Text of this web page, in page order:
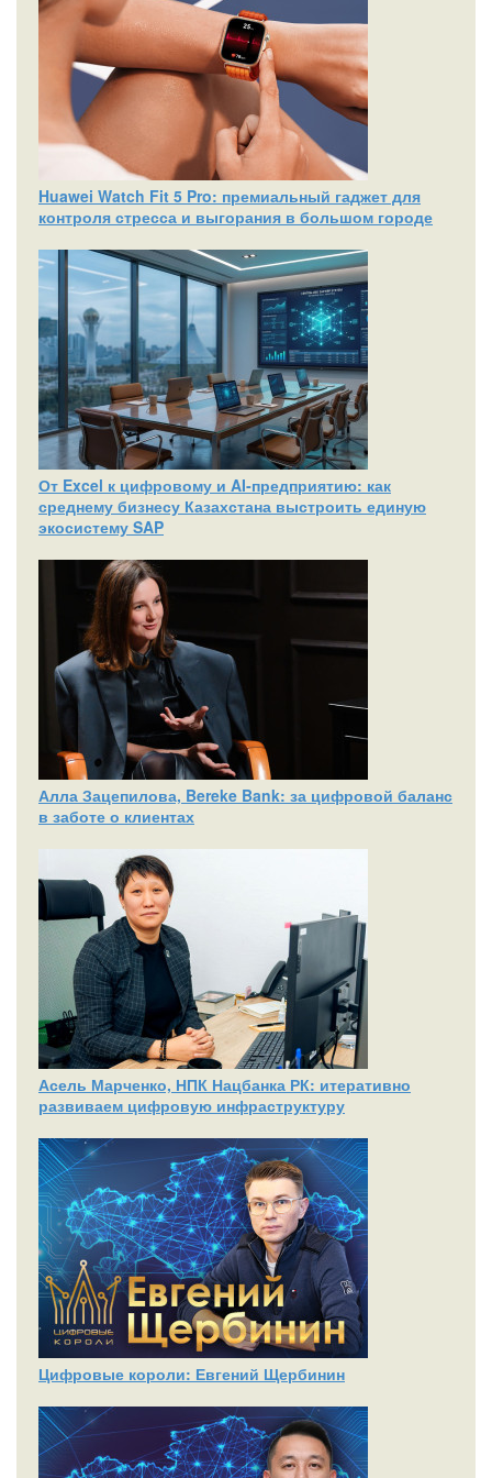
Huawei Watch Fit 5 Pro: премиальный гаджет для
контроля стресса и выгорания в большом городе
От Excel к цифровому и AI‑предприятию: как
среднему бизнесу Казахстана выстроить единую
экосистему SAP
Алла Зацепилова, Bereke Bank: за цифровой баланс
в заботе о клиентах
Асель Марченко, НПК Нацбанка РК: итеративно
развиваем цифровую инфраструктуру
Цифровые короли: Евгений Щербинин